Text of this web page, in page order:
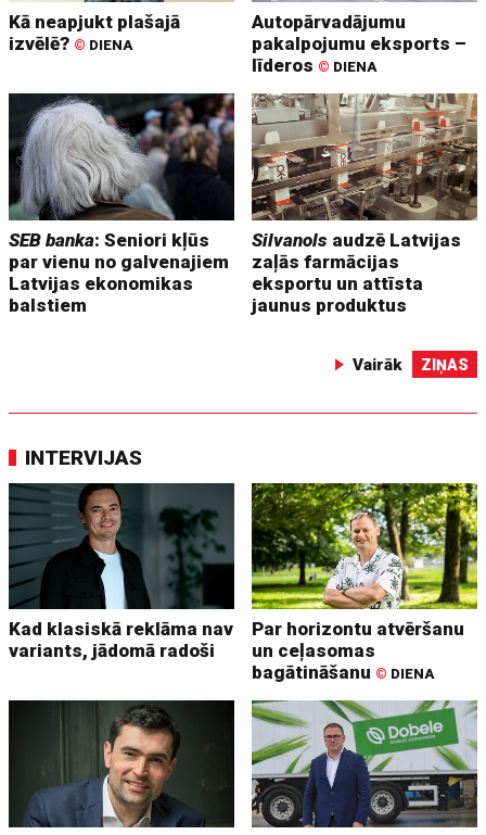
Kā neapjukt plašajā
izvēlē? © DIENA
Autopārvadājumu
pakalpojumu eksports –
līderos © DIENA
SEB banka: Seniori kļūs
par vienu no galvenajiem
Latvijas ekonomikas
balstiem
Silvanols audzē Latvijas
zaļās farmācijas
eksportu un attīsta
jaunus produktus
Vairāk ZIŅAS
INTERVIJAS
Kad klasiskā reklāma nav
variants, jādomā radoši
Par horizontu atvēršanu
un ceļasomas
bagātināšanu © DIENA